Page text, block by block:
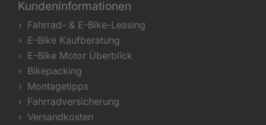
Kundeninformationen
Fahrrad- & E-Bike-Leasing
E-Bike Kaufberatung
E-Bike Motor Überblick
Bikepacking
Montagetipps
Fahrradversicherung
Versandkosten